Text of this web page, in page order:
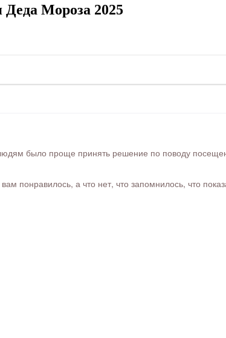
Деда Мороза 2025
было проще принять решение по поводу
понравилось, а что нет, что запомнилось, что